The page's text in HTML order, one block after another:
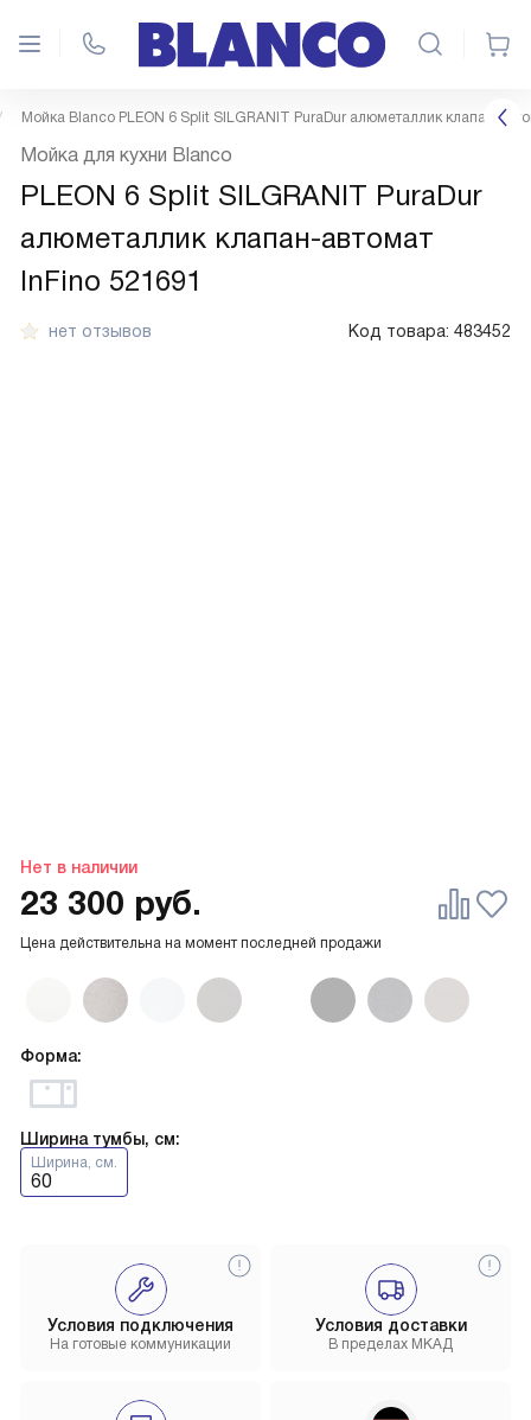
Мойка Blanco PLEON 6 Split SILGRANIT PuraDur алюметаллик клапан-
нет отзывов Код товара: 483452
Нет в наличии
Мойка для кухни Blanco
PLEON 6 Split SILGRANIT PuraDur
алюметаллик клапан-автомат
InFino 521691
Форма:
Ширина тумбы, см:
Ширина, см.
60
Цена действительна на момент последней продажи
23 300 руб.
Условия доставки
В пределах МКАД
Условия подключения
На готовые коммуникации